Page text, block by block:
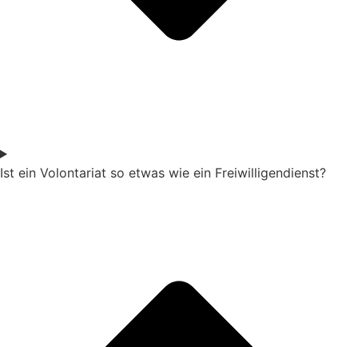
Ist ein Volontariat so etwas wie ein Freiwilligendienst?